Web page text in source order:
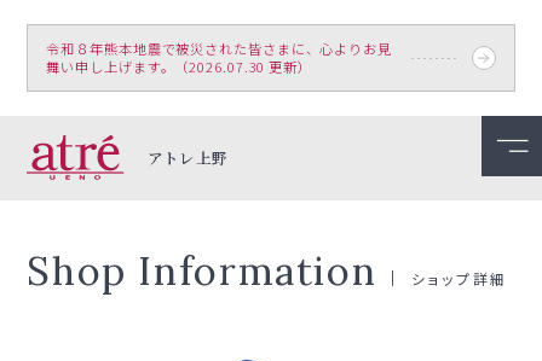
令和８年熊本地震で被災された皆さまに、心よりお見
舞い申し上げます。（2026.07.30 更新）
アトレ上野
Shop Information ショップ詳細